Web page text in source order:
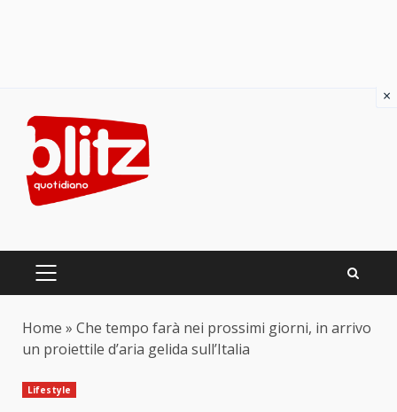
content
PRIMARY
Home » Che tempo farà nei prossimi giorni, in arrivo
un proiettile d’aria gelida sull’Italia
Lifestyle
×